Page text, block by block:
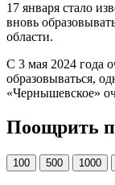
17 января стало
вновь
области.
С 3 мая 2024 года
образовываться,
«Чернышевское»
Поощрить
100 500 1000